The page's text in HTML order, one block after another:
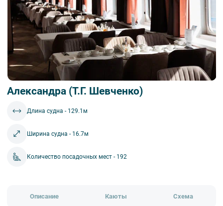
Александра (Т.Г. Шевченко)
Длина судна - 129.1м
Ширина судна - 16.7м
Количество посадочных мест - 192
Описание Каюты Схема